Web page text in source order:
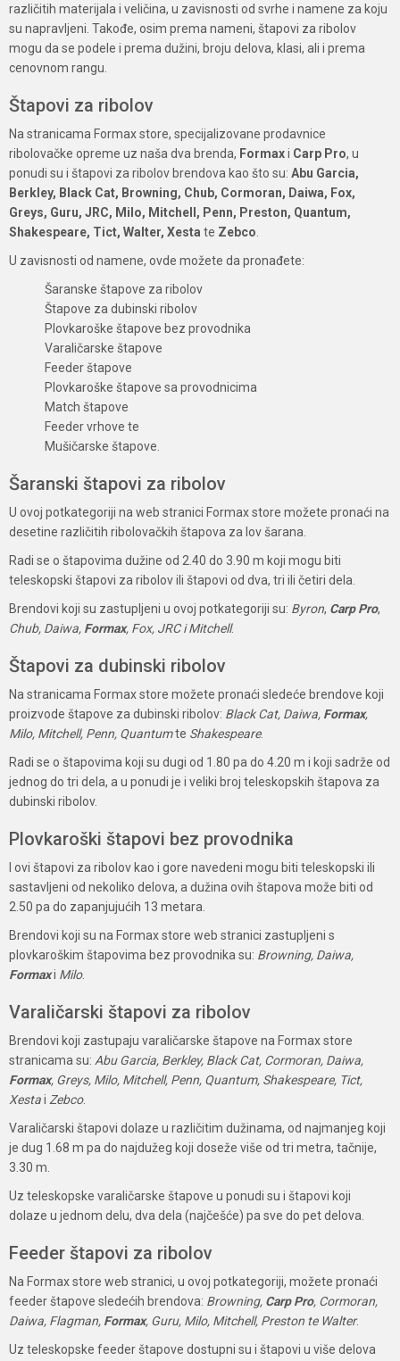
različitih materijala i veličina, u zavisnosti od svrhe i namene za koju
su napravljeni. Takođe, osim prema nameni, štapovi za ribolov
mogu da se podele i prema dužini, broju delova, klasi, ali i prema
cenovnom rangu.
Štapovi za ribolov
Na stranicama Formax store, specijalizovane prodavnice
ribolovačke opreme uz naša dva brenda, Formaxi Carp Pro, u
ponudi su i štapovi za ribolov brendova kao što su: Abu Garcia,
Berkley, Black Cat, Browning, Chub, Cormoran, Daiwa, Fox,
Greys, Guru, JRC, Milo, Mitchell, Penn, Preston, Quantum,
Shakespeare, Tict, Walter, Xesta te Zebco
U zavisnosti od namene, ovde možete da pronađete:
Šaranske štapove za ribolov
Štapove za dubinski ribolov
Plovkaroške štapove bez provodnika
Varaličarske štapove
Feeder štapove
Plovkaroške štapove sa provodnicima
Match štapove
Feeder vrhove te
Mušičarske štapove.
Šaranski štapovi za ribolov
U ovoj potkategoriji na web stranici Formax store možete pronaći na
desetine različitih ribolovačkih štapova za lov šarana.
Radi se o štapovima dužine od 2.40 do 3.90 m koji mogu biti
teleskopski štapovi za ribolov ili štapovi od dva, tri ili četiri dela.
Brendovi koji su zastupljeni u ovoj potkategoriji su: Byron, Carp Pro,
Chub, Daiwa, Formax, Fox, JRC i Mitchell.
Štapovi za dubinski ribolov
Na stranicama Formax store možete pronaći sledeće brendove koji
proizvode štapove za dubinski ribolov: Black Cat, Daiwa, Formax,
Milo, Mitchell, Penn, Quantumte Shakespeare.
Radi se o štapovima koji su dugi od 1.80 pa do 4.20 m i koji sadrže od
jednog do tri dela, a u ponudi je i veliki broj teleskopskih štapova za
dubinski ribolov.
Plovkaroški štapovi bez provodnika
I ovi štapovi za ribolov kao i gore navedeni mogu biti teleskopski ili
sastavljeni od nekoliko delova, a dužina ovih štapova može biti od
2.50 pa do zapanjujućih 13 metara.
Brendovi koji su na Formax store web stranici zastupljeni s
plovkaroškim štapovima bez provodnika su: Browning, Daiwa,
Formaxi Milo.
Varaličarski štapovi za ribolov
Brendovi koji zastupaju varaličarske štapove na Formax store
stranicama su: Abu Garcia, Berkley, Black Cat, Cormoran, Daiwa,
Formax, Greys, Milo, Mitchell, Penn, Quantum, Shakespeare, Tict,
Xestai Zebco.
Varaličarski štapovi dolaze u različitim dužinama, od najmanjeg koji
je dug 1.68 m pa do najdužeg koji doseže više od tri metra, tačnije,
3.30 m.
Uz teleskopske varaličarske štapove u ponudi su i štapovi koji
dolaze u jednom delu, dva dela (najčešće) pa sve do pet delova.
Feeder štapovi za ribolov
Na Formax store web stranici, u ovoj potkategoriji, možete pronaći
feeder štapove sledećih brendova: Browning, Carp Pro, Cormoran,
Daiwa, Flagman, Formax, Guru, Milo, Mitchell, Preston te Walter.
Uz teleskopske feeder štapove dostupni su i štapovi u više delova